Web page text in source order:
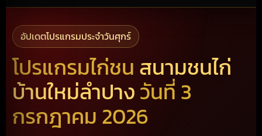
อัปเดตโปรแกรมประจำวันศุกร์
โปรแกรมไก่ชน สนามชนไก่
บ้านใหม่ลำปางวันที่ 3
กรกฎาคม 2026